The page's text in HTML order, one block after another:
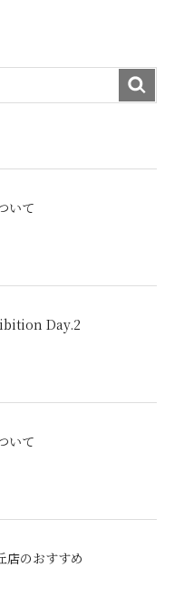
いて
Day.2
いて
のおすすめ